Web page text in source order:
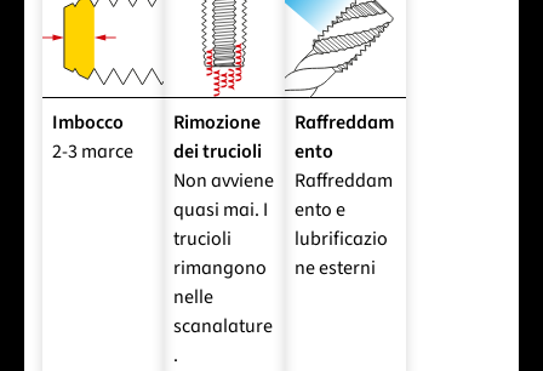
Imbocco
2-3 marce
Rimozione
dei trucioli
Non avviene
quasi mai. I
trucioli
rimangono
nelle
scanalature
.
Raffreddam
ento
Raffreddam
ento e
lubrificazio
ne esterni